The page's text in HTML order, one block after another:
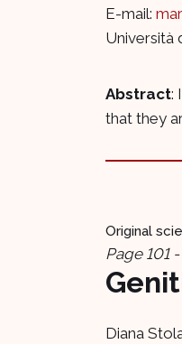
E-mail:
Università
Abstract:
that they
Original
Page 101 -
Diana